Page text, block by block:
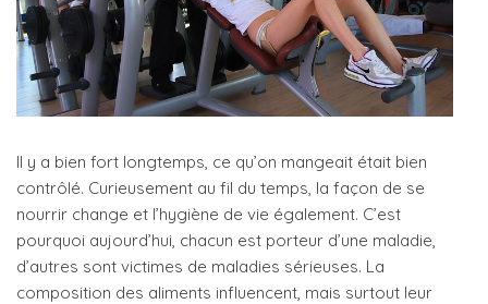
Il y a bien fort longtemps, ce qu’on mangeait était bien
contrôlé. Curieusement au fil du temps, la façon de se
nourrir change et l’hygiène de vie également. C’est
pourquoi aujourd’hui, chacun est porteur d’une maladie,
d’autres sont victimes de maladies sérieuses. La
composition des aliments influencent, mais surtout leur